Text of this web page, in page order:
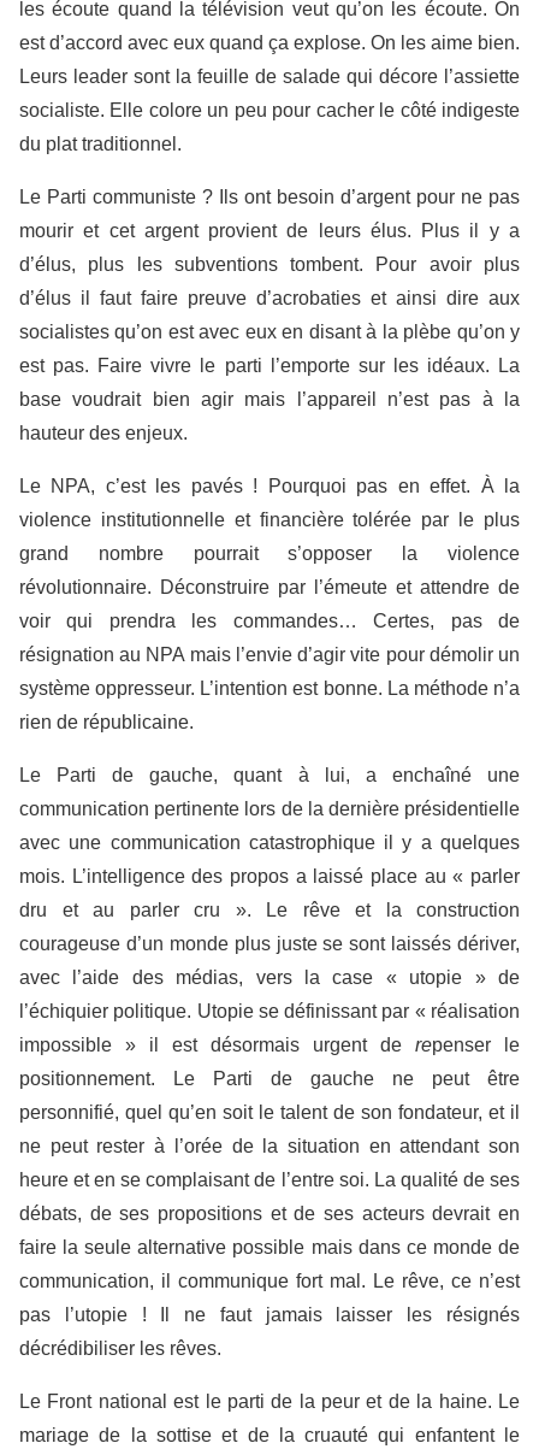
les écoute quand la télévision veut qu’on les écoute. On
est d’accord avec eux quand ça explose. On les aime bien.
Leurs leader sont la feuille de salade qui décore l’assiette
socialiste. Elle colore un peu pour cacher le côté indigeste
du plat traditionnel.
Le Parti communiste ? Ils ont besoin d’argent pour ne pas
mourir et cet argent provient de leurs élus. Plus il y a
d’élus, plus les subventions tombent. Pour avoir plus
d’élus il faut faire preuve d’acrobaties et ainsi dire aux
socialistes qu’on est avec eux en disant à la plèbe qu’on y
est pas. Faire vivre le parti l’emporte sur les idéaux. La
base voudrait bien agir mais l’appareil n’est pas à la
hauteur des enjeux.
Le NPA, c’est les pavés ! Pourquoi pas en effet. À la
violence institutionnelle et financière tolérée par le plus
grand nombre pourrait s’opposer la violence
révolutionnaire. Déconstruire par l’émeute et attendre de
voir qui prendra les commandes… Certes, pas de
résignation au NPA mais l’envie d’agir vite pour démolir un
système oppresseur. L’intention est bonne. La méthode n’a
rien de républicaine.
Le Parti de gauche, quant à lui, a enchaîné une
communication pertinente lors de la dernière présidentielle
avec une communication catastrophique il y a quelques
mois. L’intelligence des propos a laissé place au « parler
dru et au parler cru ». Le rêve et la construction
courageuse d’un monde plus juste se sont laissés dériver,
avec l’aide des médias, vers la case « utopie » de
l’échiquier politique. Utopie se définissant par « réalisation
impossible » il est désormais urgent de repenser le
positionnement. Le Parti de gauche ne peut être
personnifié, quel qu’en soit le talent de son fondateur, et il
ne peut rester à l’orée de la situation en attendant son
heure et en se complaisant de l’entre soi. La qualité de ses
débats, de ses propositions et de ses acteurs devrait en
faire la seule alternative possible mais dans ce monde de
communication, il communique fort mal. Le rêve, ce n’est
pas l’utopie ! Il ne faut jamais laisser les résignés
décrédibiliser les rêves.
Le Front national est le parti de la peur et de la haine. Le
mariage de la sottise et de la cruauté qui enfantent le